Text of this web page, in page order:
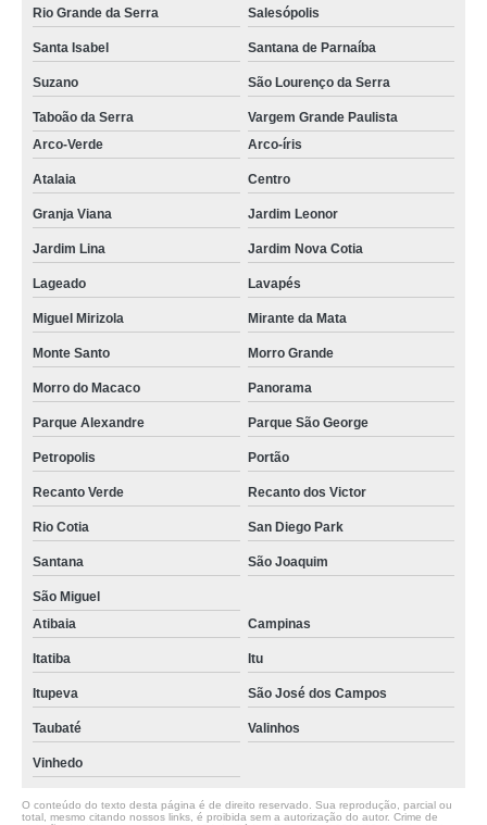
Rio Grande da Serra Salesópolis
Santa Isabel Santana de Parnaíba
Suzano São Lourenço da Serra
Taboão da Serra
Vargem Grande Paulista
Arco-Verde
Arco-íris
Atalaia Centro
Granja Viana Jardim Leonor
Jardim Lina Jardim Nova Cotia
Lageado Lavapés
Miguel Mirizola Mirante da Mata
Monte Santo Morro Grande
Morro do Macaco Panorama
Parque Alexandre Parque São George
Petropolis Portão
Recanto Verde Recanto dos Victor
Rio Cotia San Diego Park
Santana São Joaquim
São Miguel
Atibaia
Campinas
Itatiba Itu
Itupeva São José dos Campos
Taubaté Valinhos
Vinhedo
O conteúdo do texto desta página é de direito reservado. Sua reprodução, parcial ou
total, mesmo citando nossos links, é proibida sem a autorização do autor. Crime de